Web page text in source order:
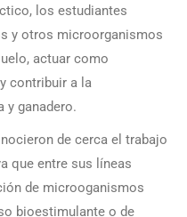
los estudiantes
y otros microorganismos
actuar como
contribuir a la
y ganadero.
de cerca el trabajo
que entre sus líneas
de microoganismos
bioestimulante o de